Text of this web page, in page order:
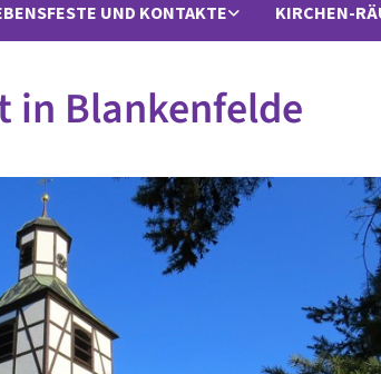
UND KONTAKTE KIRCHEN-
in Blankenfelde